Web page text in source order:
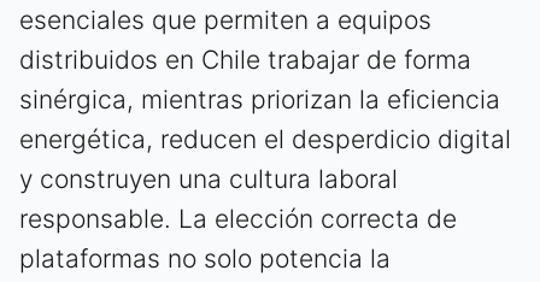
esenciales que permiten a equipos
distribuidos en Chile trabajar de forma
sinérgica, mientras priorizan la eficiencia
energética, reducen el desperdicio digital
y construyen una cultura laboral
responsable. La elección correcta de
plataformas no solo potencia la